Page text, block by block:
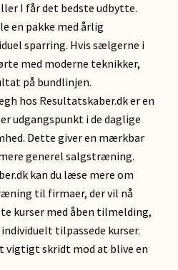
I får det bedste udbytte.
en pakke med årlig
sparring. Hvis sælgerne i
med moderne teknikker,
på bundlinjen.
hos Resultatskaber.dk er en
udgangspunkt i de daglige
Dette giver en mærkbar
generel salgstræning.
kan du læse mere om
til firmaer, der vil nå
kurser med åben tilmelding,
tilpassede kurser.
vigtigt skridt mod at blive en